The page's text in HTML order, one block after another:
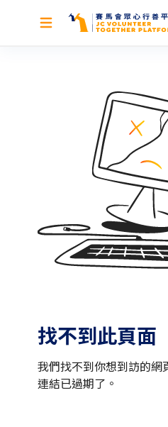
找不到此頁面
我們找不到你想到訪的網
連結已過期了。